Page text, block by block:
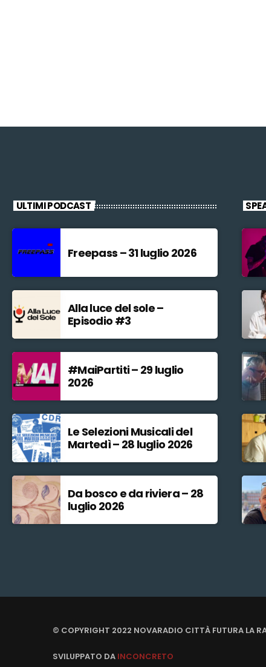
ULTIMI PODCAST
Freepass – 31 luglio 2026
Alla luce del sole –
Episodio #3
#MaiPartiti – 29 luglio
2026
Le Selezioni Musicali del
Martedì – 28 luglio 2026
Da bosco e da riviera – 28
luglio 2026
© COPYRIGHT 2022 NOVARADIO CITTÀ FUTURA LA
SVILUPPATO DA INCONCRETO